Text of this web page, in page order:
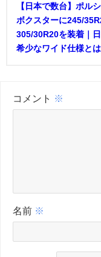
【日本で数台】ポル
ボクスターに245/
305/30R20を装着｜
希少なワイド仕様とは
コメント ※
名前 ※